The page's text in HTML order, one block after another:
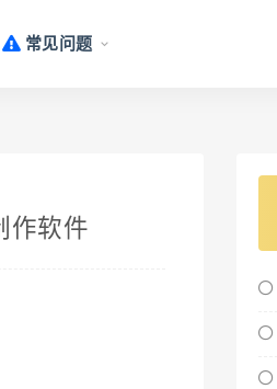
常见问题
作软件